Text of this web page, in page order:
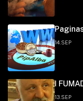
14.SEP
I
13.SEP